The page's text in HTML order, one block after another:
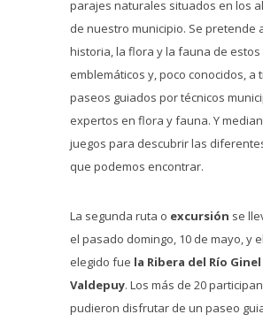
parajes naturales situados en los
de nuestro municipio. Se pretende
historia, la flora y la fauna de estos
emblemáticos y, poco conocidos, a
paseos guiados por técnicos
expertos en flora y fauna. Y
juegos para descubrir las
que podemos encontrar.
La segunda ruta o excursión se
el pasado domingo, 10 de mayo, y
elegido fue la Ribera del Río
Valdepuy. Los más de 20
pudieron disfrutar de un paseo